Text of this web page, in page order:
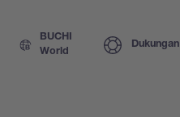
BUCHI
World
Dukungan